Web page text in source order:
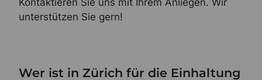
unterstützen Sie gern!
Wer ist in Zürich für die Einhaltung